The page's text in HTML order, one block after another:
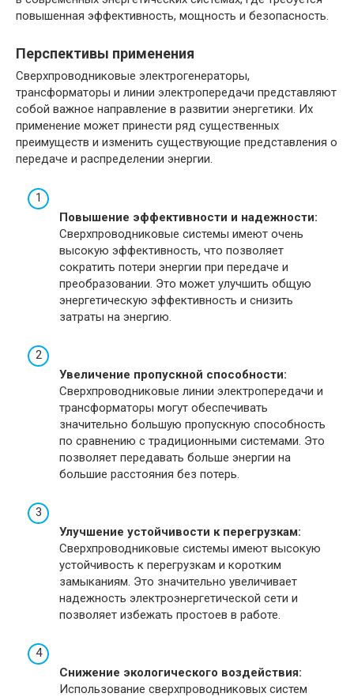
повышенная эффективность, мощность и безопасность.
Перспективы применения
Сверхпроводниковые электрогенераторы,
трансформаторы и линии электропередачи представляют
собой важное направление в развитии энергетики. Их
применение может принести ряд существенных
преимуществ и изменить существующие представления о
передаче и распределении энергии.
Повышение эффективности и надежности:
Сверхпроводниковые системы имеют очень
высокую эффективность, что позволяет
сократить потери энергии при передаче и
преобразовании. Это может улучшить общую
энергетическую эффективность и снизить
затраты на энергию.
Увеличение пропускной способности:
Сверхпроводниковые линии электропередачи и
трансформаторы могут обеспечивать
значительно большую пропускную способность
по сравнению с традиционными системами. Это
позволяет передавать больше энергии на
большие расстояния без потерь.
Улучшение устойчивости к перегрузкам:
Сверхпроводниковые системы имеют высокую
устойчивость к перегрузкам и коротким
замыканиям. Это значительно увеличивает
надежность электроэнергетической сети и
позволяет избежать простоев в работе.
Снижение экологического воздействия:
Использование сверхпроводниковых систем